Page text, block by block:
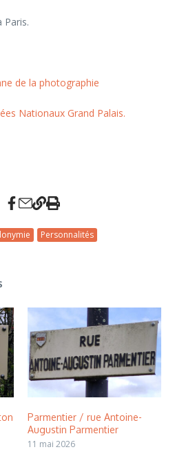
Paris.
de la photographie
Nationaux Grand Palais.
Personnalités
Parmentier / rue Antoine-
Augustin Parmentier
11 mai 2026